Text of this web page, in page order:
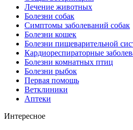
Лечение животных
Болезни собак
Симптомы заболеваний собак
Болезни кошек
Болезни пищеварительной
Кардиореспираторные
Болезни комнатных птиц
Болезни рыбок
Первая помощь
Ветклиники
Аптеки
Интересное